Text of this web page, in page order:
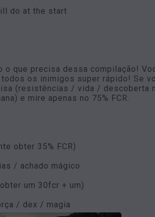
do at the start
que precisa dessa compilação!
os inimigos super rápido! Se
(resistências / vida / descoberta
e mire apenas no 75% FCR.
obter 35% FCR)
/ achado mágico
um 30fcr + um)
/ dex / magia